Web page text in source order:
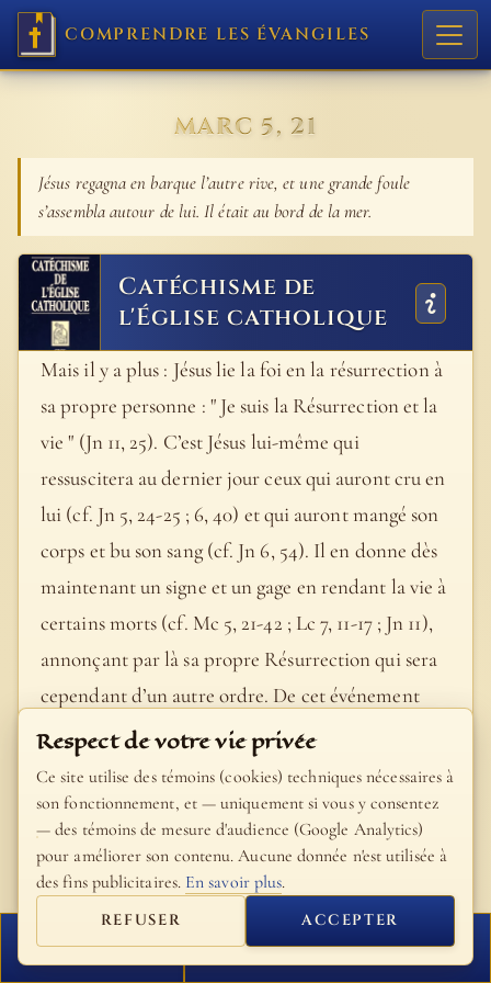
COMPRENDRE LES ÉVANGILES
MARC 5, 21
Jésus regagna en barque l’autre rive, et une grande foule
s’assembla autour de lui. Il était au bord de la mer.
Catéchisme de
l'Église catholique
Mais il y a plus : Jésus lie la foi en la résurrection à
sa propre personne : " Je suis la Résurrection et la
vie " (Jn 11, 25). C’est Jésus lui-même qui
ressuscitera au dernier jour ceux qui auront cru en
lui (cf. Jn 5, 24-25 ; 6, 40) et qui auront mangé son
corps et bu son sang (cf. Jn 6, 54). Il en donne dès
maintenant un signe et un gage en rendant la vie à
certains morts (cf. Mc 5, 21-42 ; Lc 7, 11-17 ; Jn 11),
annonçant par là sa propre Résurrection qui sera
cependant d’un autre ordre. De cet événement
unique Il parle comme du " signe de Jonas " (Mt 12,
40), du signe du Temple (cf. Jn 2, 19-22) : il
annonce sa Résurrection le troisième jour après sa
mise à mort (cf. Mc 10, 34).
- Catéchisme de l'Église catholique, #994
FERMER PROCHAIN VERSET
Respect de votre vie privée
Ce site utilise des témoins (cookies) techniques nécessaires à
son fonctionnement, et — uniquement si vous y consentez
— des témoins de mesure d'audience (Google Analytics)
pour améliorer son contenu. Aucune donnée n'est utilisée à
des fins publicitaires. En savoir plus.
REFUSER ACCEPTER